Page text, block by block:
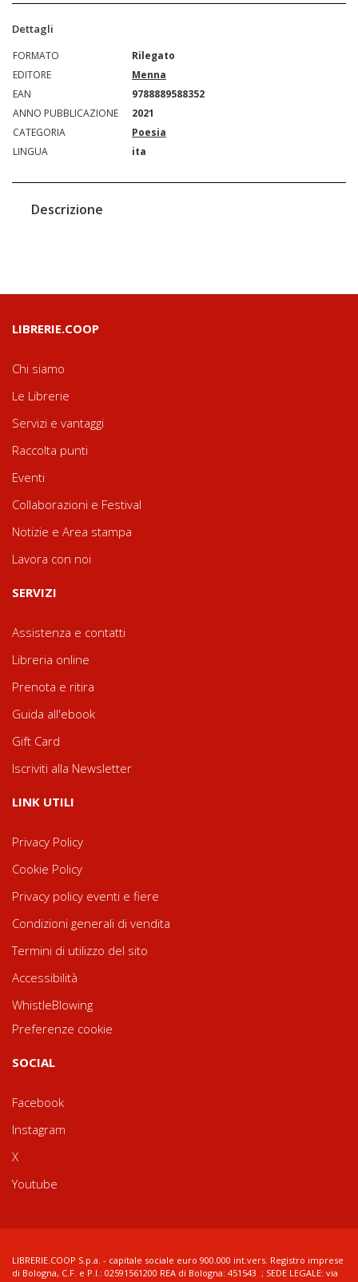
Dettagli
FORMATO
Rilegato
EDITORE
Menna
EAN
9788889588352
ANNO PUBBLICAZIONE
2021
CATEGORIA
Poesia
LINGUA
ita
Descrizione
LIBRERIE.COOP
Chi siamo
Le Librerie
Servizi e vantaggi
Raccolta punti
Eventi
Collaborazioni e Festival
Notizie e Area stampa
Lavora con noi
SERVIZI
Assistenza e contatti
Libreria online
Prenota e ritira
Guida all'ebook
Gift Card
Iscriviti alla Newsletter
LINK UTILI
Privacy Policy
Cookie Policy
Privacy policy eventi e fiere
Condizioni generali di vendita
Termini di utilizzo del sito
Accessibilità
WhistleBlowing
Preferenze cookie
SOCIAL
Facebook
Instagram
X
Youtube
LIBRERIE.COOP S.p.a. - capitale sociale euro 900.000 int.vers. Registro imprese
di Bologna, C.F. e P.I.: 02591561200 REA di Bologna: 451543 ; SEDE LEGALE: via